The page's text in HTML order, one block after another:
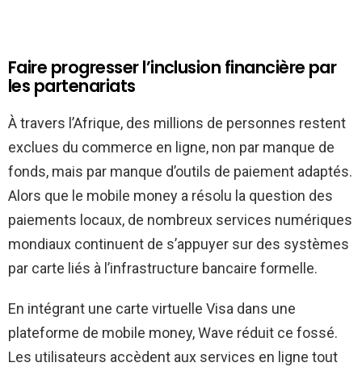
Faire progresser l’inclusion financière par
les partenariats
À travers l’Afrique, des millions de personnes restent
exclues du commerce en ligne, non par manque de
fonds, mais par manque d’outils de paiement adaptés.
Alors que le mobile money a résolu la question des
paiements locaux, de nombreux services numériques
mondiaux continuent de s’appuyer sur des systèmes
par carte liés à l’infrastructure bancaire formelle.
En intégrant une carte virtuelle Visa dans une
plateforme de mobile money, Wave réduit ce fossé.
Les utilisateurs accèdent aux services en ligne tout